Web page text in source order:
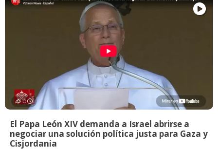
El Papa León XIV demanda a Israel abrirse a
negociar una solución política justa para Gaza y
Cisjordania